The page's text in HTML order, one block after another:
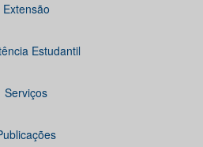
Extensão
Estudantil
Serviços